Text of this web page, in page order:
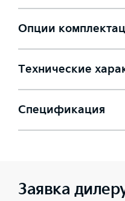
Опции
Технические
Спецификация
Заявка